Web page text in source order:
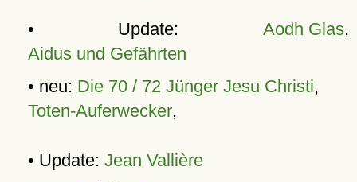
• Update: Aodh Glas,
Aidus und Gefährten
• neu: Die 70 / 72 Jünger Jesu Christi,
Toten-Auferwecker,
• Update: Jean Vallière